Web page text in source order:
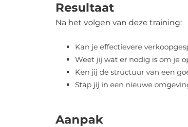
Resultaat
Na het volgen van deze training:
Kan je effectievere
Weet jij wat er nodig is om je
Ken jij de structuur van een
Stap jij in een nieuwe
Aanpak
Daniek Peezenkamp